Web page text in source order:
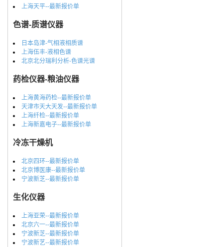
上海天平--最新报价单
色谱-质谱仪器
日本岛津-气相液相质谱
上海伍丰-液相色谱
北京北分瑞利分析-色谱光谱
药检仪器-粮油仪器
上海黄海药检--最新报价单
天津市天大天发--最新报价单
上海纤检--最新报价单
上海新嘉电子--最新报价单
冷冻干燥机
北京四环--最新报价单
北京博医康--最新报价单
宁波新芝--最新报价单
生化仪器
上海亚荣--最新报价单
北京六一--最新报价单
宁波新芝--最新报价单
宁波新艺--最新报价单